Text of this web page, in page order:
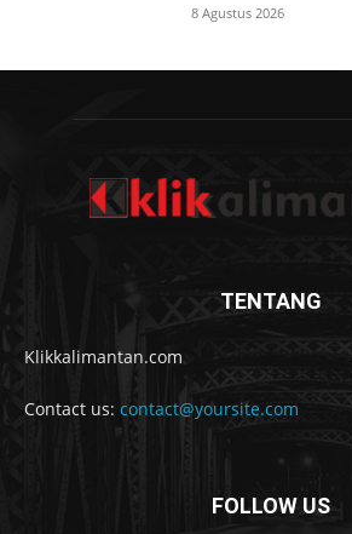
8 Agustus 2026
TENTANG
Klikkalimantan.com
Contact us: contact@yoursite.com
FOLLOW US